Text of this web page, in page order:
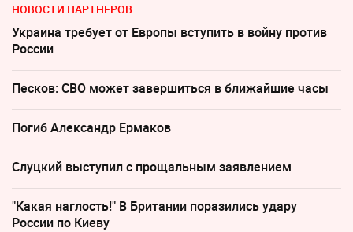
НОВОСТИ ПАРТНЕРОВ
Украина требует от Европы вступить в войну против
России
Песков: СВО может завершиться в ближайшие часы
Погиб Александр Ермаков
Слуцкий выступил с прощальным заявлением
"Какая наглость!" В Британии поразились удару
России по Киеву